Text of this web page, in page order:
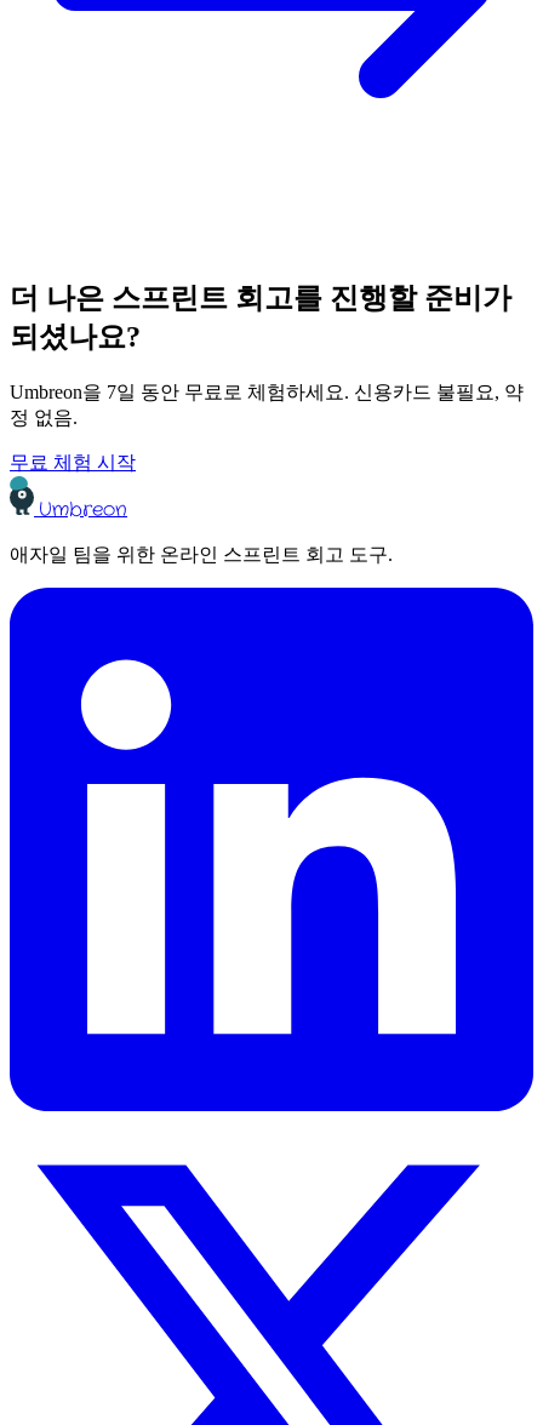
더 나은 스프린트 회고를 진행할 준비가
되셨나요?
Umbreon을 7일 동안 무료로 체험하세요. 신용카드 불필요, 약
정 없음.
무료 체험 시작
Umbreon
애자일 팀을 위한 온라인 스프린트 회고 도구.